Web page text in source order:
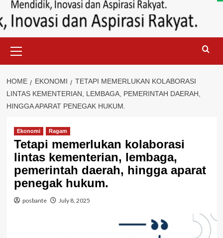
Menu
HOME EKONOMI
TETAPI MEMERLUKAN KOLABORASI
LINTAS KEMENTERIAN, LEMBAGA, PEMERINTAH DAERAH,
HINGGA APARAT PENEGAK HUKUM.
Ekonomi Ragam
Tetapi memerlukan kolaborasi
lintas kementerian, lembaga,
pemerintah daerah, hingga aparat
penegak hukum.
posbante July 8, 2025